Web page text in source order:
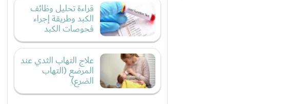
قراءة تحليل وظائف
الكبد وطريقة إجراء
فحوصات الكبد
علاج التهاب الثدي عند
المرضع (التهاب
الضرع)